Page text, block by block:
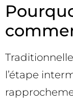
l’étape